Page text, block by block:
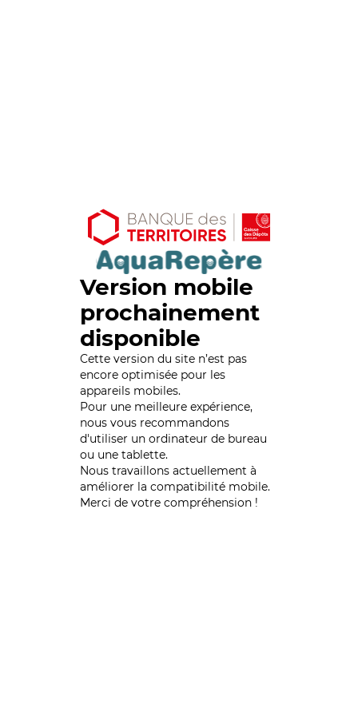
Version mobile
prochainement
disponible
Cette version du site n’est pas
encore optimisée pour les
appareils mobiles.
Pour une meilleure expérience,
nous vous recommandons
d'utiliser un ordinateur de bureau
ou une tablette.
Nous travaillons actuellement à
améliorer la compatibilité mobile.
Merci de votre compréhension !